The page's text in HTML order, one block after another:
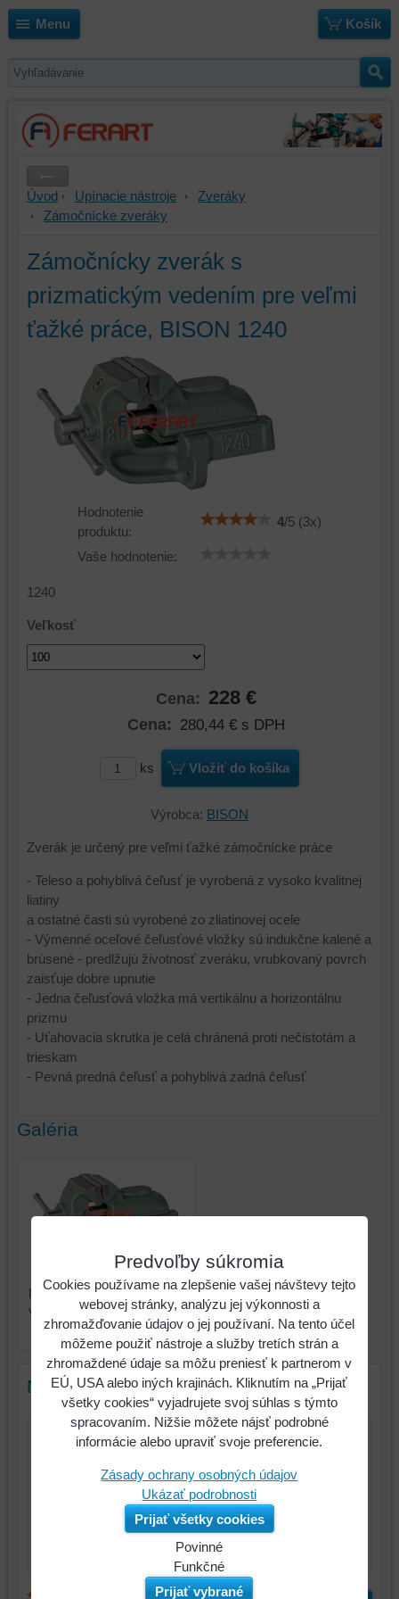
Menu Košík
Úvod Upínacie nástroje
Zveráky
Zámočnícke zveráky
Zámočnícky zverák s
prizmatickým vedením pre veľmi
ťažké práce, BISON 1240
Hodnotenie
produktu:
4/5(3x)
Vaše hodnotenie:
1240
Veľkosť
Cena: 228 €
Cena: 280,44 € s DPH
ks Vložiť do košíka
Výrobca: BISON
Zverák je určený pre veľmi ťažké zámočnícke práce
- Teleso a pohyblivá čeľusť je vyrobená z vysoko kvalitnej
liatiny
a ostatné časti sú vyrobené zo zliatinovej ocele
- Výmenné oceľové čeľusťové vložky sú indukčne kalené a
brúsené - predlžujú životnosť zveráku, vrubkovaný povrch
zaisťuje dobre upnutie
- Jedna čeľusťová vložka má vertikálnu a horizontálnu
prizmu
- Uťahovacia skrutka je celá chránená proti nečistotám a
trieskam
- Pevná predná čeľusť a pohyblivá zadná čeľusť
Galéria
Zámočnícky zverák s
prizmatickým vedením pre
veľmi ťažké práce, BISON
1240
Nový komentár
Predvoľby súkromia
Cookies používame na zlepšenie vašej návštevy tejto
webovej stránky, analýzu jej výkonnosti a
zhromažďovanie údajov o jej používaní. Na tento účel
môžeme použiť nástroje a služby tretích strán a
zhromaždené údaje sa môžu preniesť k partnerom v
EÚ, USA alebo iných krajinách. Kliknutím na „Prijať
všetky cookies“ vyjadrujete svoj súhlas s týmto
spracovaním. Nižšie môžete nájsť podrobné
informácie alebo upraviť svoje preferencie.
Zásady ochrany osobných údajov
Ukázať podrobnosti
Prijať všetky cookies
Povinné
Funkčné
Prijať vybrané